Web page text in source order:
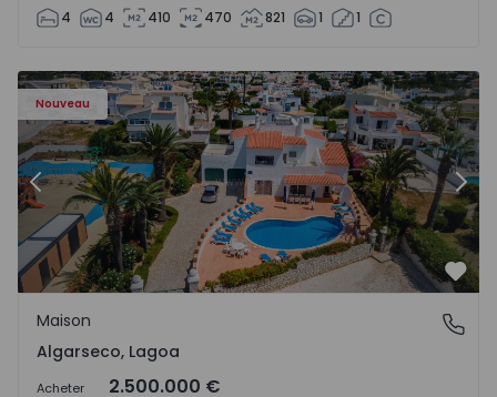
4 4 410 470 821 1 1
Nouveau
Maison T6 Lagoa, Algarseco - 1523918 - 51
Précédent
Algarseco, Lagoa
Maison
Algarseco, Lagoa
Acheter 2.500.000 €